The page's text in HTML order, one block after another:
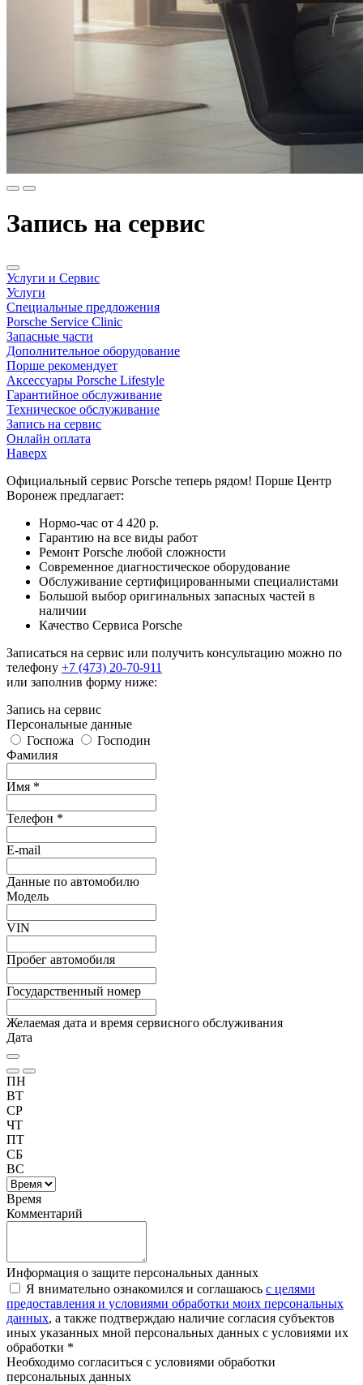
Запись на сервис
Услуги и Сервис
Услуги
Специальные предложения
Porsche Service Clinic
Запасные части
Дополнительное оборудование
Порше рекомендует
Аксессуары Porsche Lifestyle
Гарантийное обслуживание
Техническое обслуживание
Запись на сервис
Онлайн оплата
Наверх
Официальный сервис Porsche теперь рядом! Порше Центр
Воронеж предлагает:
Нормо-час от 4 420 р.
Гарантию на все виды работ
Ремонт Porsche любой сложности
Современное диагностическое оборудование
Обслуживание сертифицированными специалистами
Большой выбор оригинальных запасных частей в
наличии
Качество Сервиса Porsche
Записаться на сервис или получить консультацию можно по
телефону +7 (473) 20-70-911
или заполнив форму ниже:
Запись на сервис
Персональные данные
Госпожа
Господин
Фамилия
Имя *
Телефон *
E-mail
Данные по автомобилю
Модель
VIN
Пробег автомобиля
Государственный номер
Желаемая дата и время сервисного обслуживания
Дата
ПН
ВТ
СР
ЧТ
ПТ
СБ
ВС
Время
Комментарий
Информация о защите персональных данных
Я внимательно ознакомился и соглашаюсь с целями
предоставления и условиями обработки моих персональных
данных, а также подтверждаю наличие согласия субъектов
иных указанных мной персональных данных с условиями их
обработки *
Необходимо согласиться с условиями обработки
персональных данных